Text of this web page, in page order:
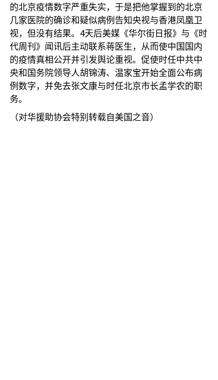
的北京疫情数字严重失实，于是把他掌握到的北京
几家医院的确诊和疑似病例告知央视与香港凤凰卫
视，但没有结果。 4天后美媒《华尔街日报》与《时
代周刊》闻讯后主动联系蒋医生，从而使中国国内
的疫情真相公开并引发舆论重视。促使时任中共中
央和国务院领导人胡锦涛、温家宝开始全面公布病
例数字，并免去张文康与时任北京市长孟学农的职
务。
（对华援助协会特别转载自美国之音）